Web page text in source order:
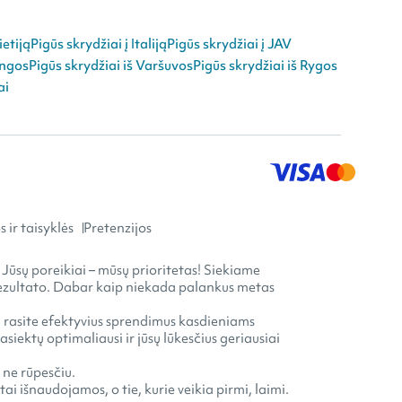
Pigūs skrydžiai į ItalijąPigūs skrydžiai į JAV
Pigūs skrydžiai iš VaršuvosPigūs skrydžiai iš Rygos
ir taisyklės Pretenzijos
poreikiai – mūsų prioritetas! Siekiame
Dabar kaip niekada palankus metas
efektyvius sprendimus kasdieniams
optimaliausi ir jūsų lūkesčius geriausiai
rūpesčiu.
išnaudojamos, o tie, kurie veikia pirmi, laimi.